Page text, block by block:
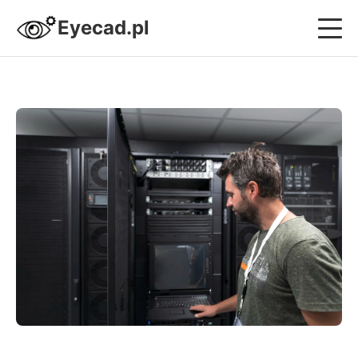
Eyecad.pl
Nowoczesne Budownictwo
Design i Wnętrza
Strefa Sprzętowa
Kariera i Biznes Inżyniera